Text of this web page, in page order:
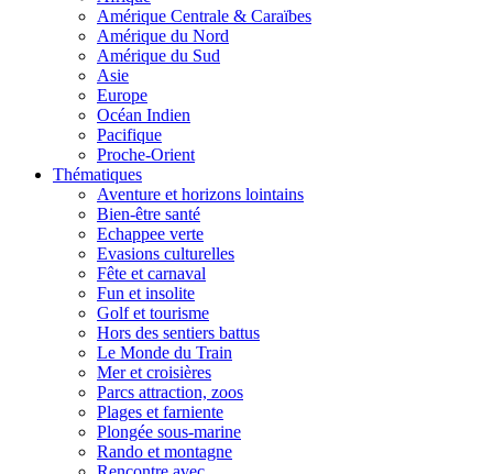
Amérique Centrale & Caraïbes
Amérique du Nord
Amérique du Sud
Asie
Europe
Océan Indien
Pacifique
Proche-Orient
Thématiques
Aventure et horizons lointains
Bien-être santé
Echappee verte
Evasions culturelles
Fête et carnaval
Fun et insolite
Golf et tourisme
Hors des sentiers battus
Le Monde du Train
Mer et croisières
Parcs attraction, zoos
Plages et farniente
Plongée sous-marine
Rando et montagne